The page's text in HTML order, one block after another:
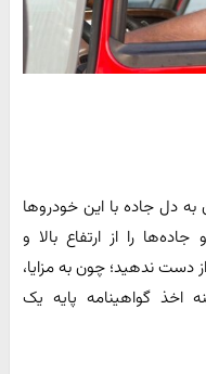
دل جاده با این خودروها
را از ارتفاع بالا و
از دست ندهید؛ چون به مزایا،
اخذ گواهینامه پایه یک